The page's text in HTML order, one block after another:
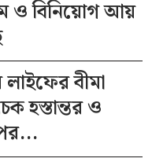
ও বিনিয়োগ আয়
বীমা
হস্তান্তর ও